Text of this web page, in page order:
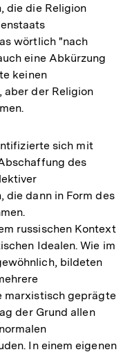
die die Religion
wörtlich "nach
eine Abkürzung
keinen
der Religion
sich mit
des
dann in Form des
russischen Kontext
Idealen. Wie im
bildeten
marxistisch geprägte
der Grund allen
In einem eigenen